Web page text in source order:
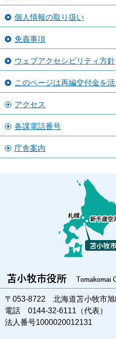
個人情報の取り扱い
免責事項
ウェブアクセシビリティ方針
このページは再編交付金を
アクセス
各課電話番号
庁舎案内
〒053-8722 北海道苫小牧市旭
電話 0144-32-6111（代表）
法人番号1000020012131